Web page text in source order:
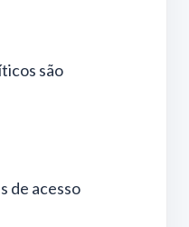
são
de acesso